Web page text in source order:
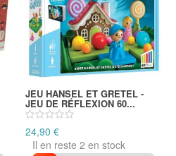
JEU HANSEL ET GRETEL -
JEU DE RÉFLEXION 60...
24,90 €
Il en reste 2 en stock